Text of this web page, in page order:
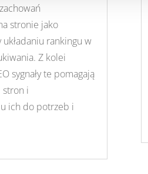
stronie jako
rankingu w
Z kolei
sygnały te pomagają
stron i
ich do potrzeb i